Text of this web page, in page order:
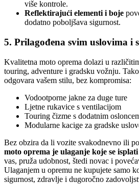
više kontrole.
Reflektirajući elementi i boje
dodatno poboljšava sigurnost.
5. Prilagođena svim uslovima i
Kvalitetna moto oprema dolazi u
touring, adventure i gradsku vožnju.
odgovara vašem stilu, bez kompromisa:
Vodootporne jakne za duge ture
Ljetne rukavice s ventilacijom
Touring čizme s dodatnim
Modularne kacige za gradske
Bez obzira da li vozite svakodnevno ili
moto oprema je ulaganje koje se
vas, pruža udobnost, štedi novac i
Ulaganjem u opremu ne kupujete samo
sigurnost, zdravlje i dugoročno